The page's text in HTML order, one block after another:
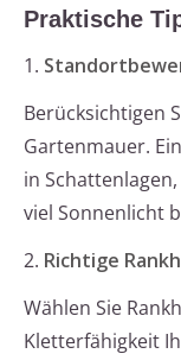
Praktische
1.
Berücksichtigen
Gartenmauer.
in
viel Sonnenlicht
2. Richtige
Wählen Sie
Kletterfähigkeit